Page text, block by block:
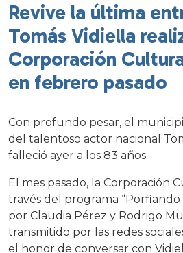
Revive la última
Tomás Vidiella
Corporación
en febrero pasado
Con profundo pesar, el
del talentoso actor nacional
falleció ayer a los 83 años.
El mes pasado, la Corporación
través del programa
por Claudia Pérez y Rodrigo
transmitido por las redes
el honor de conversar con